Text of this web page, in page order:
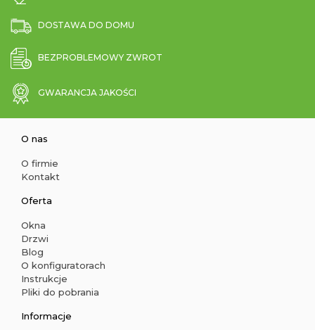
DOSTAWA DO DOMU
BEZPROBLEMOWY ZWROT
GWARANCJA JAKOŚCI
O nas
O firmie
Kontakt
Oferta
Okna
Drzwi
Blog
O konfiguratorach
Instrukcje
Pliki do pobrania
Informacje